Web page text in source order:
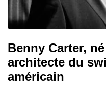
Benny Carter,
architecte du
américain